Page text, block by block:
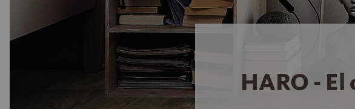
HARO -